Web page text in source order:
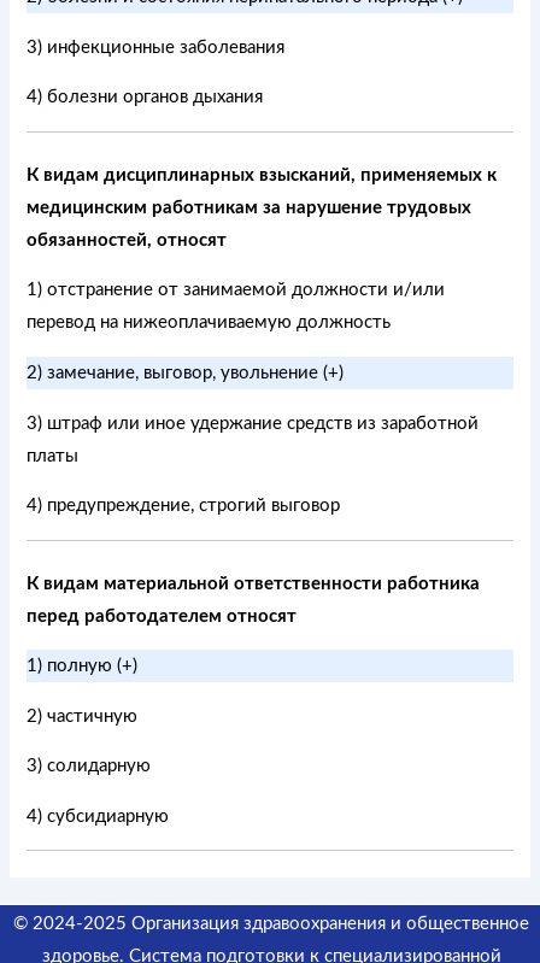
3) инфекционные заболевания
4) болезни органов дыхания
К видам дисциплинарных взысканий, применяемых к
медицинским работникам за нарушение трудовых
обязанностей, относят
1) отстранение от занимаемой должности и/или
перевод на нижеоплачиваемую должность
2) замечание, выговор, увольнение (+)
3) штраф или иное удержание средств из заработной
платы
4) предупреждение, строгий выговор
К видам материальной ответственности работника
перед работодателем относят
1) полную (+)
2) частичную
3) солидарную
4) субсидиарную
© 2024-2025 Организация здравоохранения и общественное
здоровье. Система подготовки к специализированной